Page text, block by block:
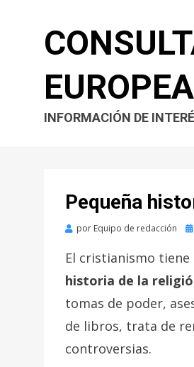
EUROPEA
INFORMACIÓN DE
Pequeña
por Equipo de redacción
El cristianismo
historia de la
tomas de poder,
de libros, trata de
controversias.